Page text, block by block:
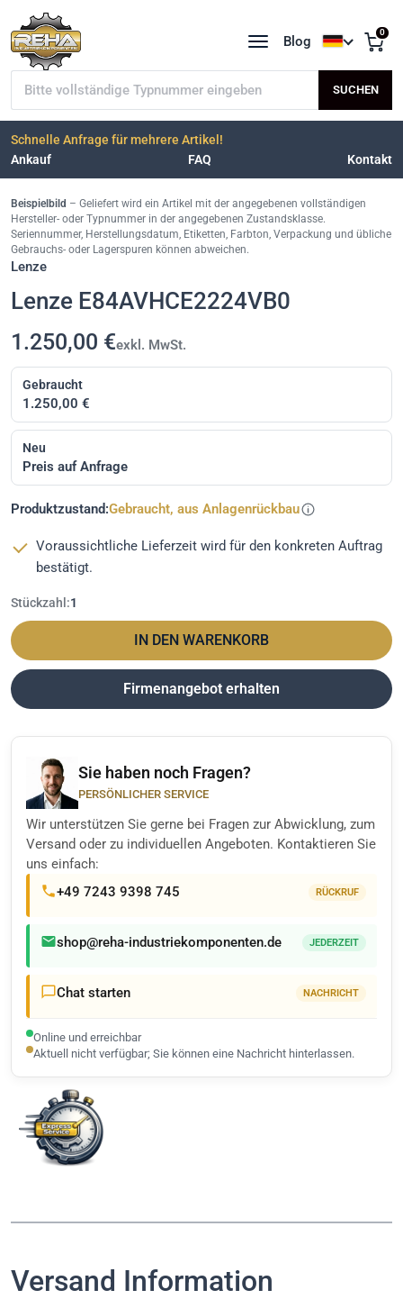
Typnummer suchen SUCHEN
Blog
Sprache
0
Schnelle Anfrage für mehrere Artikel!
Ankauf
FAQ Kontakt
Beispielbild – Geliefert wird ein Artikel mit der angegebenen vollständigen
Hersteller- oder Typnummer in der angegebenen Zustandsklasse.
Seriennummer, Herstellungsdatum, Etiketten, Farbton, Verpackung und übliche
Gebrauchs- oder Lagerspuren können abweichen.
Lenze
Lenze E84AVHCE2224VB0
1.250,00 €exkl. MwSt.
Gebraucht
1.250,00 €
Neu
Preis auf Anfrage
Produktzustand:Gebraucht, aus Anlagenrückbau
Voraussichtliche Lieferzeit wird für den konkreten Auftrag
bestätigt.
Stückzahl:1
IN DEN WARENKORB
Firmenangebot erhalten
Sie haben noch Fragen?
PERSÖNLICHER SERVICE
Wir unterstützen Sie gerne bei Fragen zur Abwicklung, zum
Versand oder zu individuellen Angeboten. Kontaktieren Sie
uns einfach:
+49 7243 9398 745
RÜCKRUF
shop@reha-industriekomponenten.de JEDERZEIT
Chat starten NACHRICHT
Online und erreichbar
Aktuell nicht verfügbar; Sie können eine Nachricht hinterlassen.
Versand Information